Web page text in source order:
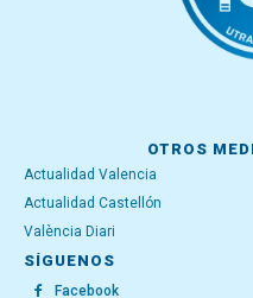
OTROS
Actualidad Valencia
Actualidad Castellón
València Diari
SÍGUENOS
Facebook